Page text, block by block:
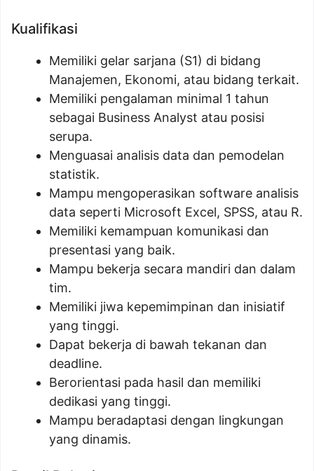
Kualifikasi
Memiliki gelar sarjana (S1) di bidang
Manajemen, Ekonomi, atau bidang terkait.
Memiliki pengalaman minimal 1 tahun
sebagai Business Analyst atau posisi
serupa.
Menguasai analisis data dan pemodelan
statistik.
Mampu mengoperasikan software analisis
data seperti Microsoft Excel, SPSS, atau R.
Memiliki kemampuan komunikasi dan
presentasi yang baik.
Mampu bekerja secara mandiri dan dalam
tim.
Memiliki jiwa kepemimpinan dan inisiatif
yang tinggi.
Dapat bekerja di bawah tekanan dan
deadline.
Berorientasi pada hasil dan memiliki
dedikasi yang tinggi.
Mampu beradaptasi dengan lingkungan
yang dinamis.